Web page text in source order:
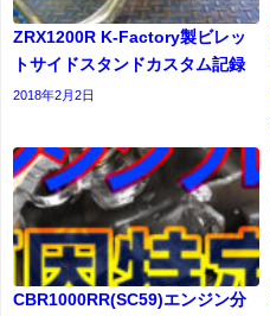
ZRX1200R K-Factory製ビレッ
トサイドスタンドカスタム記録
2018年2月2日
CBR1000RR(SC59)エンジン分